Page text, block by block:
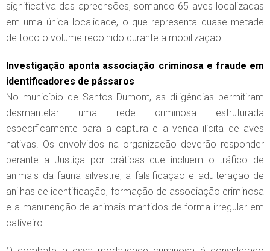
significativa das apreensões, somando 65 aves localizadas
em uma única localidade, o que representa quase metade
de todo o volume recolhido durante a mobilização.
Investigação aponta associação criminosa e fraude em
identificadores de pássaros
No município de Santos Dumont, as diligências permitiram
desmantelar uma rede criminosa estruturada
especificamente para a captura e a venda ilícita de aves
nativas. Os envolvidos na organização deverão responder
perante a Justiça por práticas que incluem o tráfico de
animais da fauna silvestre, a falsificação e adulteração de
anilhas de identificação, formação de associação criminosa
e a manutenção de animais mantidos de forma irregular em
cativeiro.